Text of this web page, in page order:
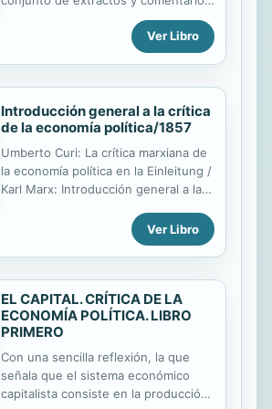
etnológicos compilado durante el
período 1880-1882. Entre ellos
figuran las notas tomadas por Marx
sir Henry Sumner Maine, sir John
Budd Phear y John Lubbock (lord
Avebury). Los comentarios de Marx
sobre La sociedad antigua de
Morgan son conocidos por el hecho
de ellos en Los orígenes de la
familia, la propiedad privada y el
Estado de Friedrich Engels; sin
embargo, Engels no utilizó sino una
pequeña parte de los materiales de
Ver Libro
Introducción general a la crítica
de la economía política/1857
Umberto Curi: La crítica marxiana de
la economía política en la Einleitung /
Karl Marx: Introducción general a la
1857 / Karl Marx y Friedrich Engels:
Textos sobre problemas de método
de la economía política.
Ver Libro
EL CAPITAL. CRÍTICA DE LA
ECONOMÍA POLÍTICA. LIBRO
PRIMERO
Con una sencilla reflexión, la que
señala que el sistema económico
capitalista consiste en la producción